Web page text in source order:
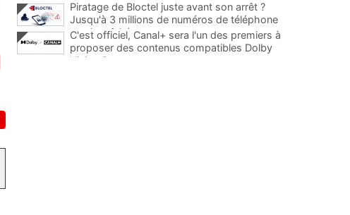
Piratage de Bloctel juste avant son arrêt ?
Jusqu'à 3 millions de numéros de téléphone
auraient fuité
C'est officiel, Canal+ sera l'un des premiers à
proposer des contenus compatibles Dolby
Vision 2